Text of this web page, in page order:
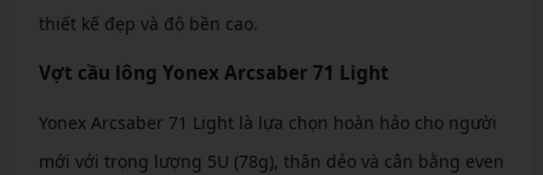
thiết kế đẹp và độ bền cao.
Vợt cầu lông Yonex Arcsaber 71 Light
Yonex Arcsaber 71 Light là lựa chọn hoàn hảo cho người
mới với trọng lượng 5U (78g), thân dẻo và cân bằng even